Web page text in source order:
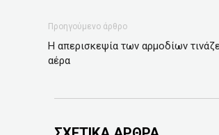
Προηγούμενο άρθρο
Η απερισκεψία των αρμοδίων
αέρα